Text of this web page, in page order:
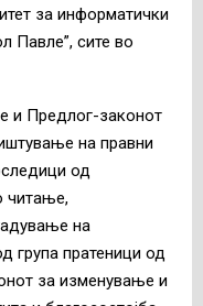
за информатички
Павле”, сите во
и Предлог-законот
на правни
од
читање,
на
група пратеници од
за изменување и